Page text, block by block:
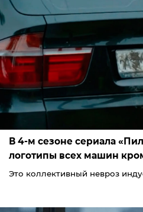
В 4-м сезоне сериала
логотипы всех машин
Это коллективный невроз